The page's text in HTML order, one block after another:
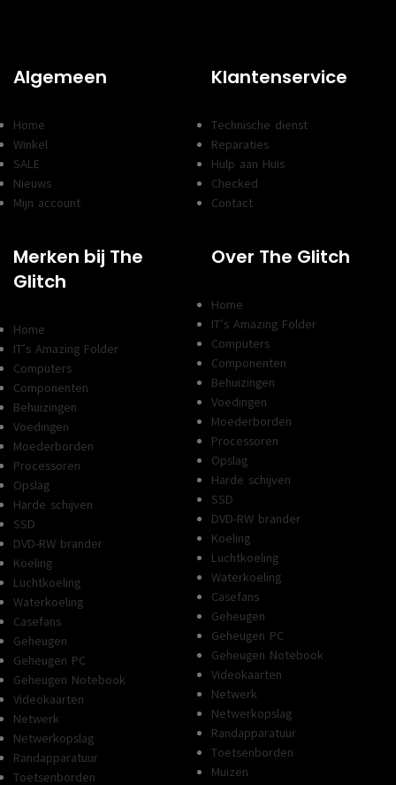
Algemeen
Home
Winkel
SALE
Nieuws
Mijn account
Klantenservice
Technische dienst
Reparaties
Hulp aan Huis
Checked
Contact
Merken bij The
Glitch
Home
IT’s Amazing Folder
Computers
Componenten
Behuizingen
Voedingen
Moederborden
Processoren
Opslag
Harde schijven
SSD
DVD-RW brander
Koeling
Luchtkoeling
Waterkoeling
Casefans
Geheugen
Geheugen PC
Geheugen Notebook
Videokaarten
Netwerk
Netwerkopslag
Randapparatuur
Toetsenborden
Over The Glitch
Home
IT’s Amazing Folder
Computers
Componenten
Behuizingen
Voedingen
Moederborden
Processoren
Opslag
Harde schijven
SSD
DVD-RW brander
Koeling
Luchtkoeling
Waterkoeling
Casefans
Geheugen
Geheugen PC
Geheugen Notebook
Videokaarten
Netwerk
Netwerkopslag
Randapparatuur
Toetsenborden
Muizen